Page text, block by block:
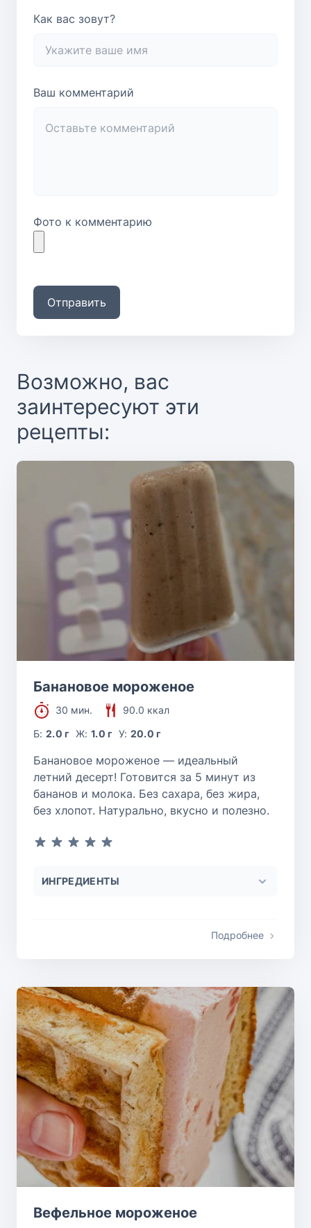
Как вас зовут?
Ваш комментарий
Фото к комментарию
Отправить
Возможно, вас
заинтересуют эти
рецепты:
Банановое мороженое
30 мин.
90.0 ккал
Б:2.0 г Ж: 1.0 г У: 20.0 г
Банановое мороженое — идеальный
летний десерт! Готовится за 5 минут из
бананов и молока. Без сахара, без жира,
без хлопот. Натурально, вкусно и полезно.
ИНГРЕДИЕНТЫ
Подробнее
Вефельное мороженое